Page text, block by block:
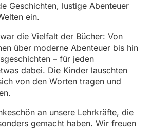
Geschichten, lustige Abenteuer
ein.
die Vielfalt der Bücher: Von
über moderne Abenteuer bis hin
– für jeden
dabei. Die Kinder lauschten
von den Worten tragen und
an unsere Lehrkräfte, die
gemacht haben. Wir freuen